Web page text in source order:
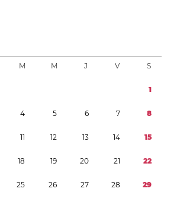
M M J V S
1
4 5 6 7 8
11 12 13 14 15
18 19 20 21 22
25 26 27 28 29